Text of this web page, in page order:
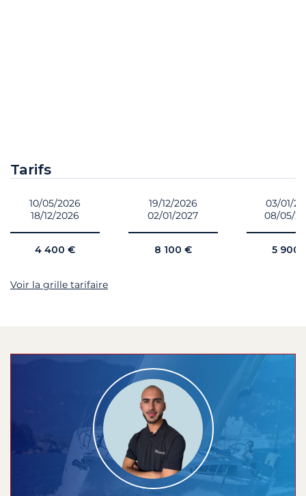
Tarifs
10/05/2026
18/12/2026
4 400 €
19/12/2026
02/01/2027
8 100 €
03/01/
08/05/
5 900
Voir la grille tarifaire